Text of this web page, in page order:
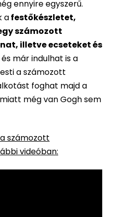
ennyire egyszerű.
afestőkészletet,
számozott
illetve ecseteket és
és már indulhat is a
a számozott
foghat majd a
még van Gogh sem
számozott
videóban: